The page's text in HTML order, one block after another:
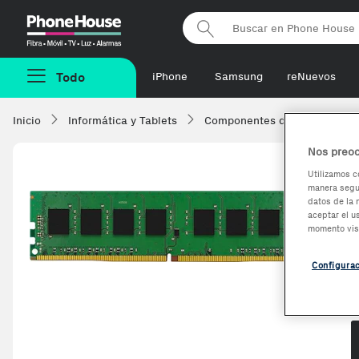
Phonehouse
Todo iPhone Samsung reNuevos
Inicio Informática y Tablets Componentes de ordenadores
Nos
Utilizamos
manera
datos de la
aceptar el
momento